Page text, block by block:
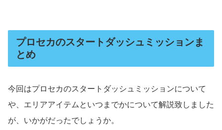
プロセカのスタートダッシュミッションま
とめ
今回はプロセカのスタートダッシュミッションについて
や、エリアアイテムといつまでかについて解説致しました
が、いかがだったでしょうか。